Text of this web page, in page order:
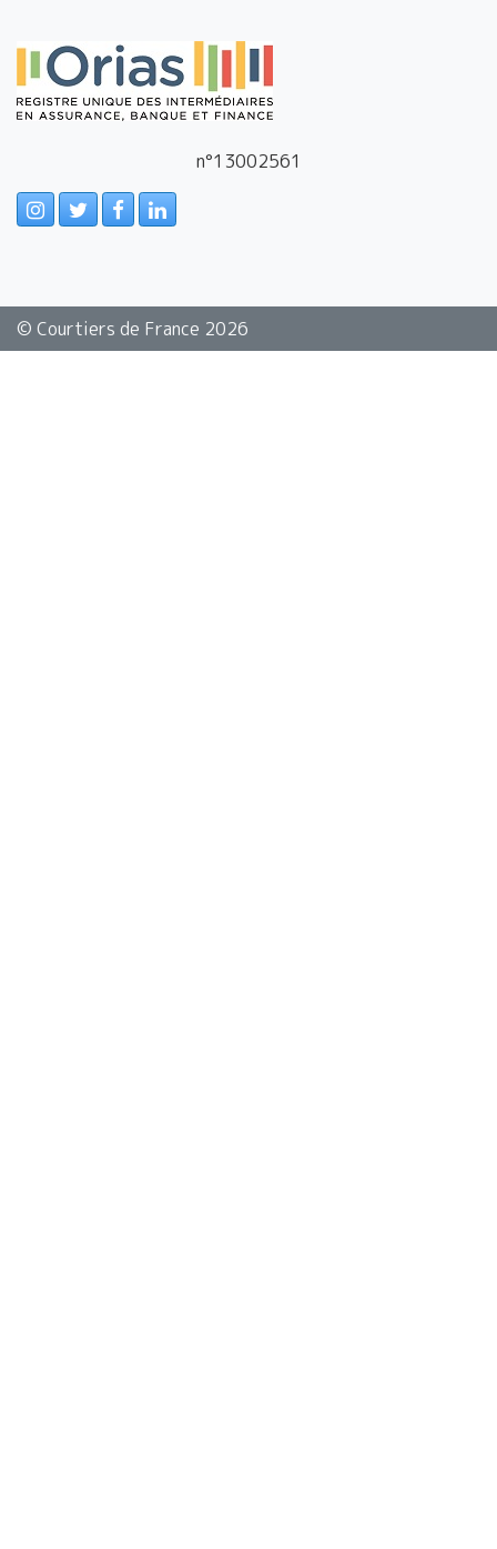
n°13002561
Instagram
TwitterFacebookLinkedIn
© Courtiers de France 2026